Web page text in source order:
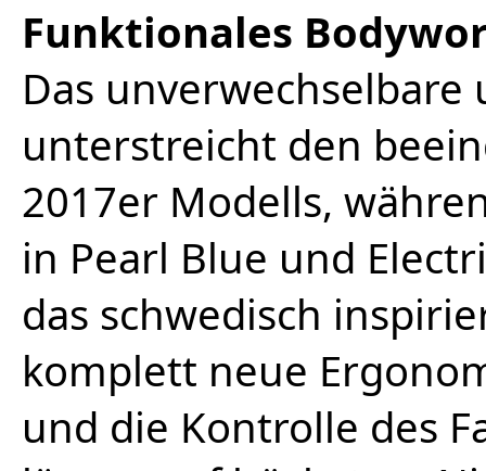
Funktionales
Das
unterstreicht den
2017er Modells,
in Pearl Blue und
das schwedisch
komplett neue
und die Kontrolle des